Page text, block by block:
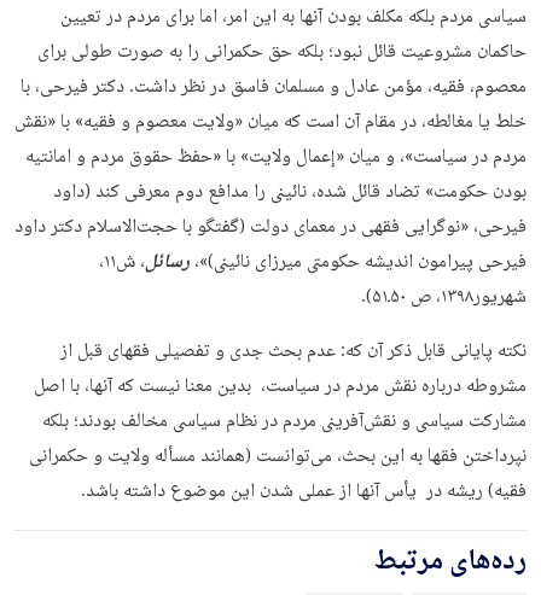
سیاسی مردم بلکه مکلف بودن آنها به این امر، اما برای مردم در تعیین
حاکمان مشروعیت قائل نبود؛ بلکه حق حکمرانی را به صورت طولی برای
معصوم، فقیه، مؤمن عادل و مسلمان فاسق در نظر داشت. دکتر فیرحی، با
خلط یا مغالطه، در مقام آن است که میان «ولایت معصوم و فقیه» با «نقش
مردم در سیاست»، و میان «إعمال ولایت» با «حفظ حقوق مردم و امانتیه
بودن حکومت» تضاد قائل شده، نائینی را مدافع دوم معرفی کند (داود
فیرحی، «نوگرایی فقهی در معمای دولت (گفتگو با حجت‌الاسلام دکتر داود
فیرحی پیرامون اندیشه حکومتی میرزای نائینی)»،رسائل
، ش۱۱،
شهریور۱۳۹۸، ص ۵۰ـ۵۱).
نکته پایانی قابل ذکر آن که: عدم بحث جدی و تفصیلی فقهای قبل از
مشروطه درباره نقش مردم در سیاست، بدین معنا نیست که آنها،‌ با اصل
مشارکت سیاسی و نقش‌آفرینی مردم در نظام سیاسی مخالف بودند؛ بلکه
نپرداختن فقها به این بحث، می‌توانست (همانند مسأله ولایت و حکمرانی
فقیه) ریشه در یأس آنها از عملی شدن این موضوع داشته باشد.
رده‌های مرتبط